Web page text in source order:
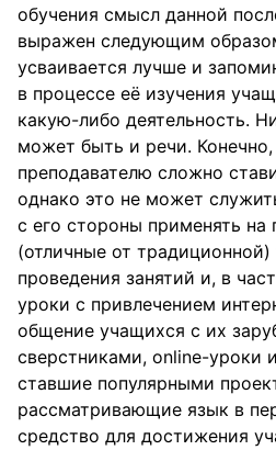
обучения смысл данной
выражен следующим
усваивается лучше и
в процессе её изучения
какую-либо деятельность.
может быть и речи.
преподавателю сложно
однако это не может
с его стороны применять на
(отличные от традиционной)
проведения занятий и, в
уроки с привлечением
общение учащихся с их
сверстниками, online-уроки
ставшие популярными
рассматривающие язык в
средство для достижения